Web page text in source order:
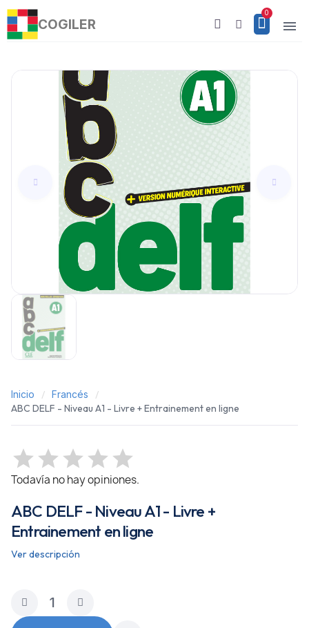
COGILER
Inicio Francés
ABC DELF - Niveau A1 - Livre + Entrainement en ligne
Todavía no hay opiniones.
ABC DELF - Niveau A1 - Livre +
Entrainement en ligne
Ver descripción